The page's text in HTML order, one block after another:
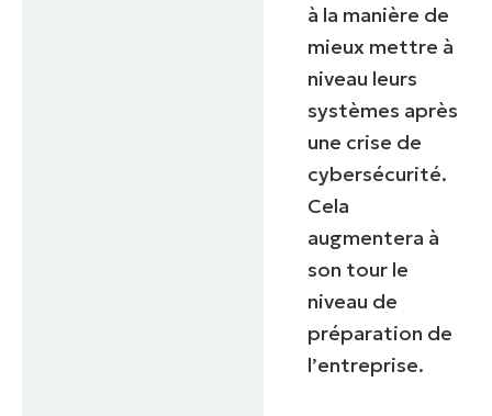
à la manière de
mieux mettre à
niveau leurs
systèmes après
une crise de
cybersécurité.
Cela
augmentera à
son tour le
niveau de
préparation de
l’entreprise.